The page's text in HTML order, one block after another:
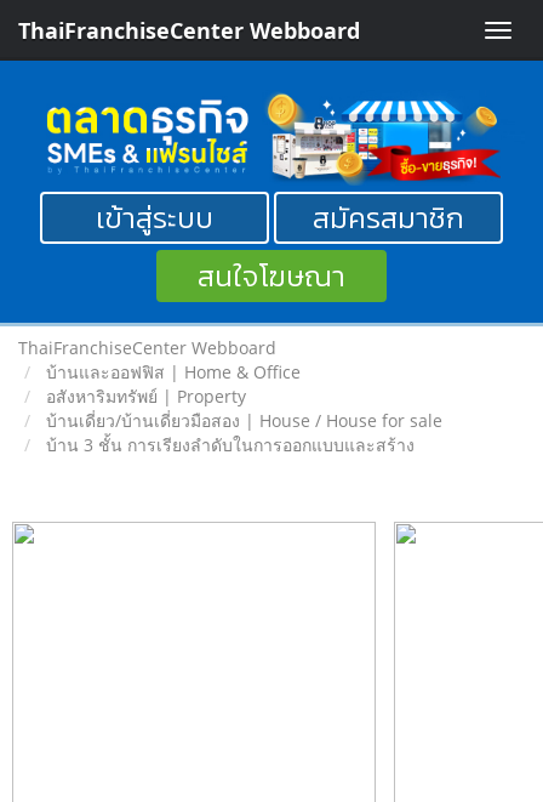
Toggle
ThaiFranchiseCenter Webboard
เข้าสู่ระบบ
สมัครสมาชิก
สนใจโฆษณา
ThaiFranchiseCenter Webboard
บ้านและออฟฟิส | Home & Office
อสังหาริมทรัพย์ | Property
บ้านเดี่ยว/บ้านเดี่ยวมือสอง | House / House for sale
บ้าน 3 ชั้น การเรียงลำดับในการออกแบบและสร้าง